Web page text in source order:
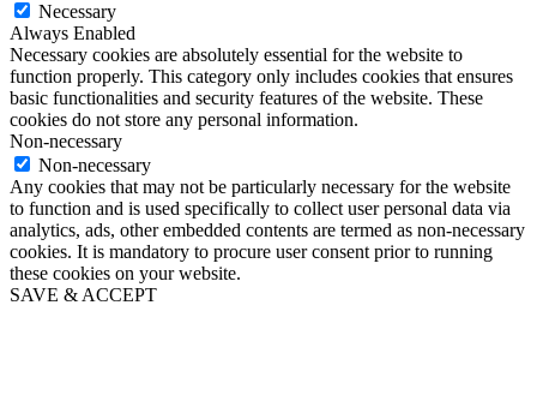
Necessary
Always Enabled
Necessary cookies are absolutely essential for the website to
function properly. This category only includes cookies that ensures
basic functionalities and security features of the website. These
cookies do not store any personal information.
Non-necessary
Non-necessary
Any cookies that may not be particularly necessary for the website
to function and is used specifically to collect user personal data via
analytics, ads, other embedded contents are termed as non-necessary
cookies. It is mandatory to procure user consent prior to running
these cookies on your website.
SAVE & ACCEPT